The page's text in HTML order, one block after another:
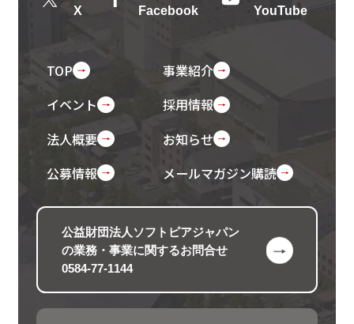
X
Facebook
YouTube
TOP
事業紹介
イベント
採用情報
法人概要
お知らせ
公募情報
メールマガジン購読
公益財団法人ソフトピアジャパン
の業務・事業に関するお問合せ
0584-77-1144